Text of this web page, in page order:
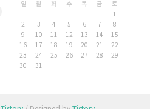
일 월 화 수 목 금
토
1
2
3 4 5 6 7
8
9
10 11 12 13 14
15
16
17 18 19 20 21
22
23
24 25 26 27 28
29
30
31